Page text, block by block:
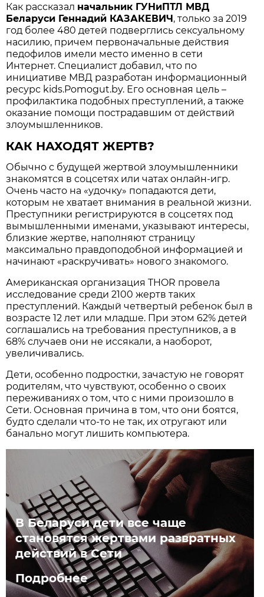
Как рассказал начальник ГУНиПТЛ МВД
Беларуси Геннадий КАЗАКЕВИЧ, только за 2019
год более 480 детей подверглись сексуальному
насилию, причем первоначальные действия
педофилов имели место именно в сети
Интернет. Специалист добавил, что по
инициативе МВД разработан информационный
ресурс kids.Pomogut.by. Его основная цель –
профилактика подобных преступлений, а также
оказание помощи пострадавшим от действий
злоумышленников.
КАК НАХОДЯТ ЖЕРТВ?
Обычно с будущей жертвой злоумышленники
знакомятся в соцсетях или чатах онлайн-игр.
Очень часто на «удочку» попадаются дети,
которым не хватает внимания в реальной жизни.
Преступники регистрируются в соцсетях под
вымышленными именами, указывают интересы,
близкие жертве, наполняют страницу
максимально правдоподобной информацией и
начинают «раскручивать» нового знакомого.
Американская организация THOR провела
исследование среди 2100 жертв таких
преступлений. Каждый четвертый ребенок был в
возрасте 12 лет или младше. При этом 62% детей
соглашались на требования преступников, а в
68% случаев они не иссякали, а наоборот,
увеличивались.
Дети, особенно подростки, зачастую не говорят
родителям, что чувствуют, особенно о своих
переживаниях о том, что с ними произошло в
Сети. Основная причина в том, что они боятся,
будто сделали что-то не так, их отругают или
банально могут лишить компьютера.
В Беларуси дети все чаще
становятся жертвами развратных
действий в Сети
Подробнее